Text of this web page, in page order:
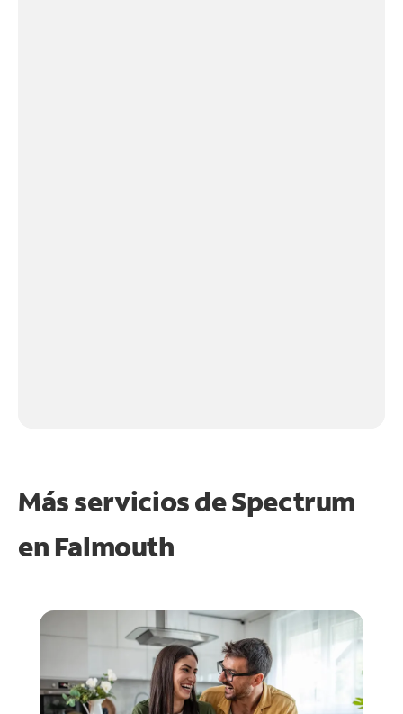
Más servicios de Spectrum
en Falmouth